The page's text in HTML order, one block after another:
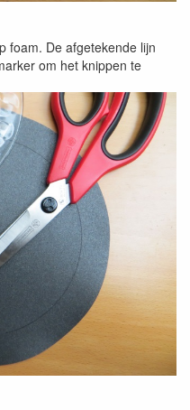
foam. De afgetekende lijn
om het knippen te